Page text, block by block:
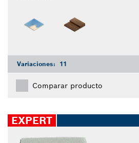
Variaciones: 11
Comparar producto
EXPERT